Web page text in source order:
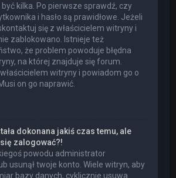
kilka. Po pierwsze sprawdź, czy
i hasło są prawidłowe. Jeżeli
się z właścicielem witryny i
zablokowano. Istnieje też
że problem powoduje błędna
na której znajduje się forum.
witryny i powiadom go o
on go naprawić.
dokonana jakiś czas temu, ale
zalogować?!
powodu administrator
usunął twoje konto. Wiele witryn, aby
bazy danych, cyklicznie usuwa